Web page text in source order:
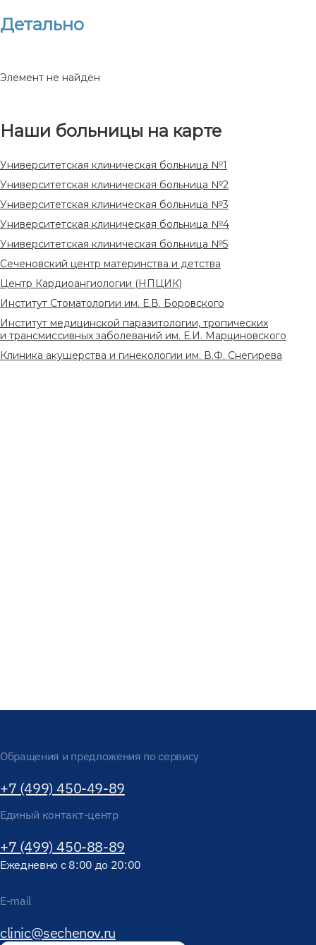
Детально
Элемент не найден
Наши больницы на карте
Университетская клиническая больница №1
Университетская клиническая больница №2
Университетская клиническая больница №3
Университетская клиническая больница №4
Университетская клиническая больница №5
Сеченовский центр материнства и детства
Центр Кардиоангиологии (НПЦИК)
Институт Стоматологии им. Е.В. Боровского
Институт медицинской паразитологии, тропических
и трансмиссивных заболеваний им. Е.И. Марциновского
Клиника акушерства и гинекологии им. В.Ф. Снегирева
Обращения и предложения по сервису
+7 (499) 450-49-89
Единый контакт-центр
+7 (499) 450-88-89
Ежедневно с 8:00 до 20:00
E-mail
clinic@sechenov.ru